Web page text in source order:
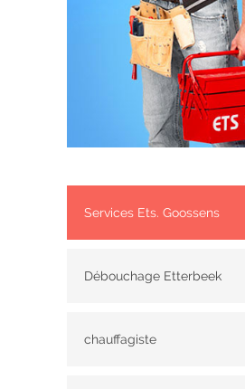
Services Ets. Goossens
Débouchage Etterbeek
chauffagiste